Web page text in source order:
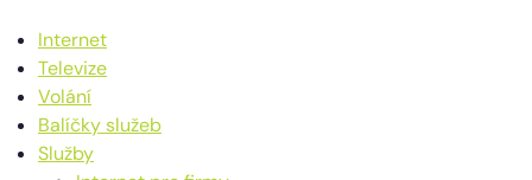
Internet
Televize
Volání
Balíčky služeb
Služby